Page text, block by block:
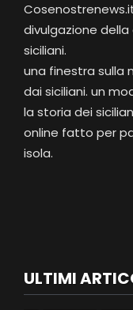
divulgazione
siciliani.
una finestra sulla
dai siciliani. un
la storia dei
online fatto per
isola.
ULTIMI